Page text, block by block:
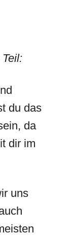
du das
da
dir im
uns